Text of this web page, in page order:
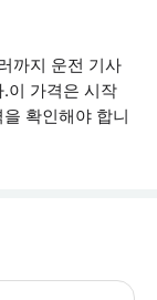
까지 운전 기사
이 가격은 시작
확인해야 합니
에서